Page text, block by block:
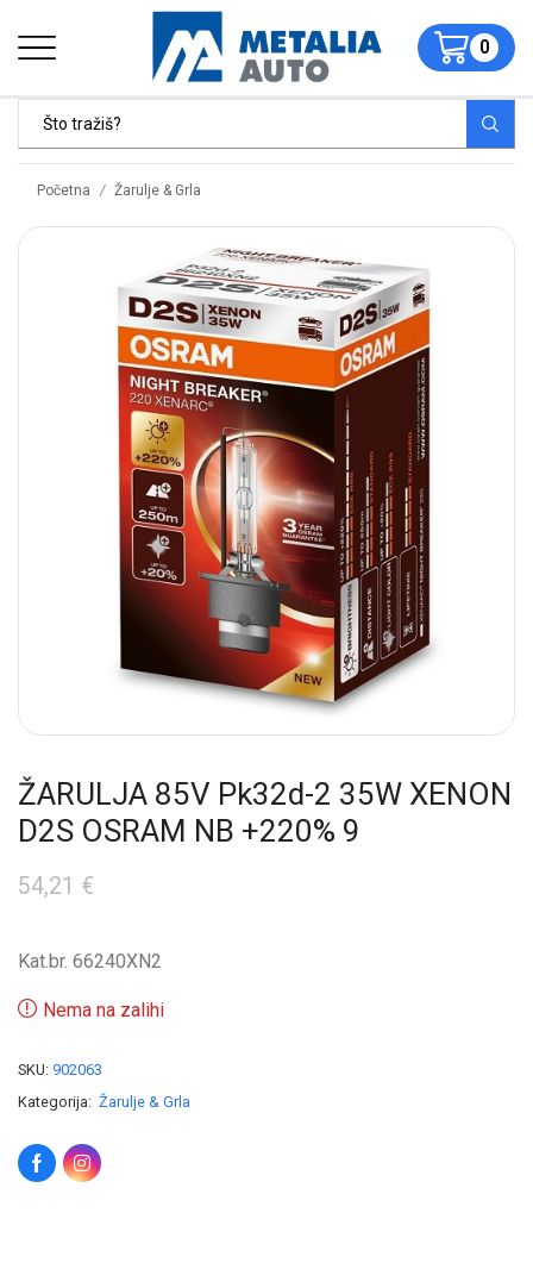
0
Početna / Žarulje & Grla
ŽARULJA 85V Pk32d-2 35W XENON
D2S OSRAM NB +220% 9
54,21 €
Kat.br. 66240XN2
Nema na zalihi
SKU: 902063
Kategorija: Žarulje & Grla